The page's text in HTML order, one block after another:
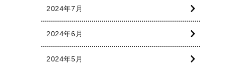
2024年7月
2024年6月
2024年5月